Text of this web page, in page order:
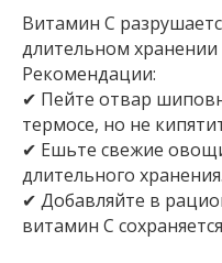
Витамин С
длительном хранении
Рекомендации:
✔ Пейте отвар
термосе, но не
✔ Ешьте свежие
длительного хранения.
✔ Добавляйте в
витамин С